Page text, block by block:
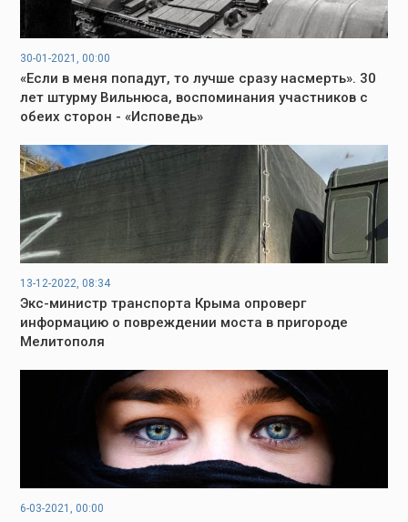
30-01-2021, 00:00
«Если в меня попадут, то лучше сразу насмерть». 30
лет штурму Вильнюса, воспоминания участников с
обеих сторон - «Исповедь»
13-12-2022, 08:34
Экс-министр транспорта Крыма опроверг
информацию о повреждении моста в пригороде
Мелитополя
6-03-2021, 00:00